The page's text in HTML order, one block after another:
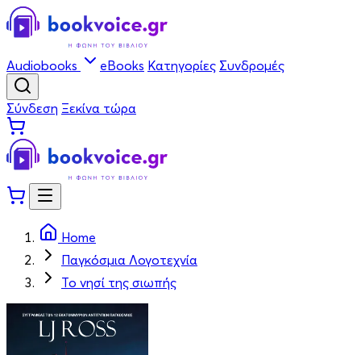
Audiobooks eBooks Κατηγορίες Συνδρομές
Σύνδεση Ξεκίνα τώρα
Home
Παγκόσμια Λογοτεχνία
Το νησί της σιωπής